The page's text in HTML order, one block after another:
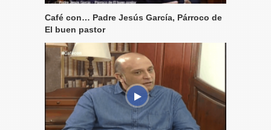
Café con… Padre Jesús García, Párroco de
El buen pastor